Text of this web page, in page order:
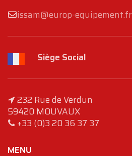
issam@europ-equipement.fr
Siège Social
232 Rue de Verdun
59420 MOUVAUX
+33 (0)3 20 36 37 37
MENU